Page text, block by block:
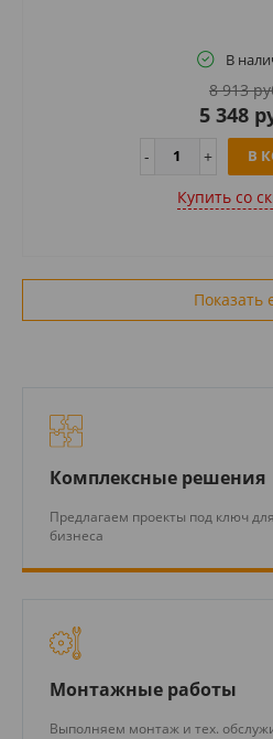
В
8 913
5 348
В
Купить cо
Показать
Комплексные решения
Предлагаем проекты под ключ
бизнеса
Монтажные работы
Выполняем монтаж и тех.